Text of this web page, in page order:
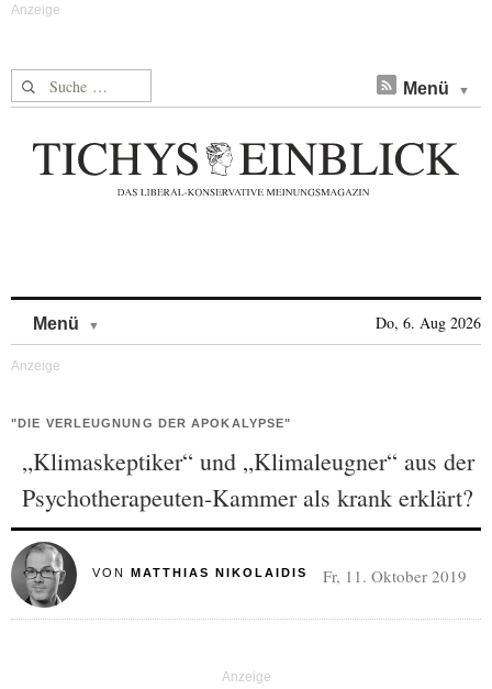
Suche nach: Menü
Menü Do, 6. Aug 2026
"DIE VERLEUGNUNG DER APOKALYPSE"
„Klimaskeptiker“ und „Klimaleugner“ aus der
Psychotherapeuten-Kammer als krank erklärt?
VON MATTHIAS NIKOLAIDIS Fr, 11. Oktober 2019